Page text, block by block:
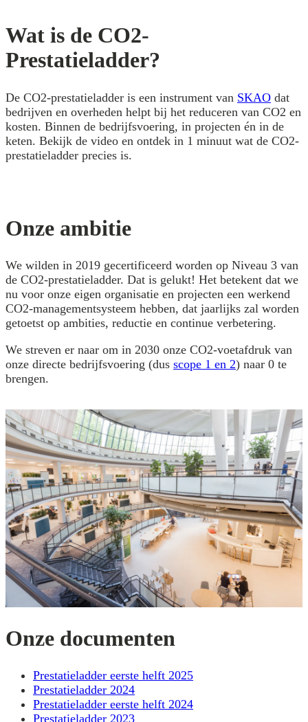
Wat is de CO2-
Prestatieladder?
De CO2-prestatieladder is een instrument van SKAO dat
bedrijven en overheden helpt bij het reduceren van CO2 en
kosten. Binnen de bedrijfsvoering, in projecten én in de
keten. Bekijk de video en ontdek in 1 minuut wat de CO2-
prestatieladder precies is.
Onze ambitie
We wilden in 2019 gecertificeerd worden op Niveau 3 van
de CO2-prestatieladder. Dat is gelukt! Het betekent dat we
nu voor onze eigen organisatie en projecten een werkend
CO2-managementsysteem hebben, dat jaarlijks zal worden
getoetst op ambities, reductie en continue verbetering.
We streven er naar om in 2030 onze CO2-voetafdruk van
onze directe bedrijfsvoering (dus scope 1 en 2) naar 0 te
brengen.
Onze documenten
Prestatieladder eerste helft 2025
Prestatieladder 2024
Prestatieladder eerste helft 2024
Prestatieladder 2023